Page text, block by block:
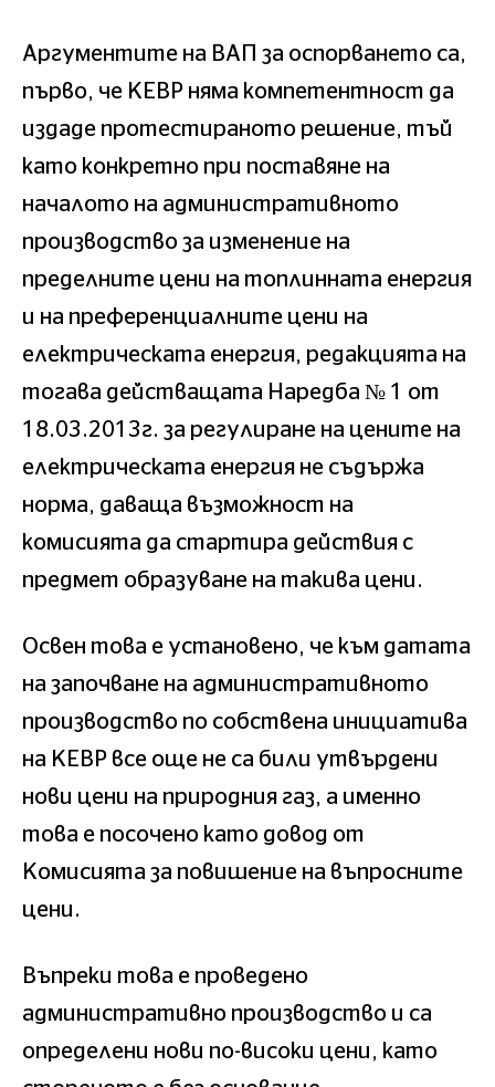
Аргументите на ВАП за оспорването са,
първо, че КЕВР няма компетентност да
издаде протестираното решение, тъй
като конкретно при поставяне на
началото на административното
производство за изменение на
пределните цени на топлинната енергия
и на преференциалните цени на
електрическата енергия, редакцията на
тогава действащата Наредба № 1 от
18.03.2013г. за регулиране на цените на
електрическата енергия не съдържа
норма, даваща възможност на
комисията да стартира действия с
предмет образуване на такива цени.
Освен това е установено, че към датата
на започване на административното
производство по собствена инициатива
на КЕВР все още не са били утвърдени
нови цени на природния газ, а именно
това е посочено като довод от
Комисията за повишение на въпросните
цени.
Въпреки това е проведено
административно производство и са
определени нови по-високи цени, като